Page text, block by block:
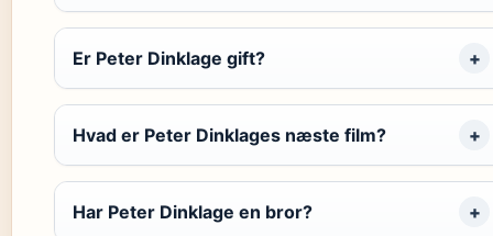
Er Peter Dinklage gift?
Hvad er Peter Dinklages næste film?
Har Peter Dinklage en bror?